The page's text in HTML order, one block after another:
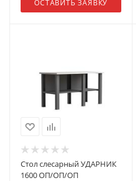
ОСТАВИТЬ ЗАЯВКУ
Стол слесарный УДАРНИК
1600 ОП/ОП/ОП